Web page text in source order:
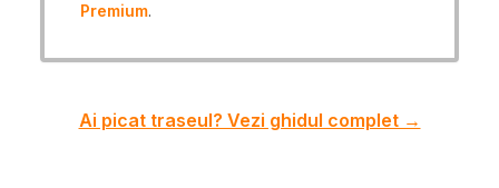
Premium.
Ai picat traseul? Vezi ghidul complet →